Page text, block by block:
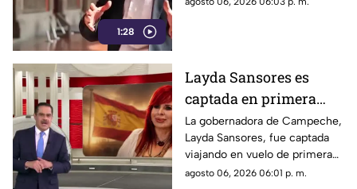
1:28
Layda Sansores es
captada en primera
clase rumbo a España
junto a la directora del
DIF
La gobernadora de Campeche,
Layda Sansores, fue captada
viajando en vuelo de primera
clase con destino a España en
agosto 06, 2026 06:01 p. m.